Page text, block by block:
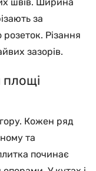
за
Різання
зазорів.
площі
Кожен ряд
та
починає